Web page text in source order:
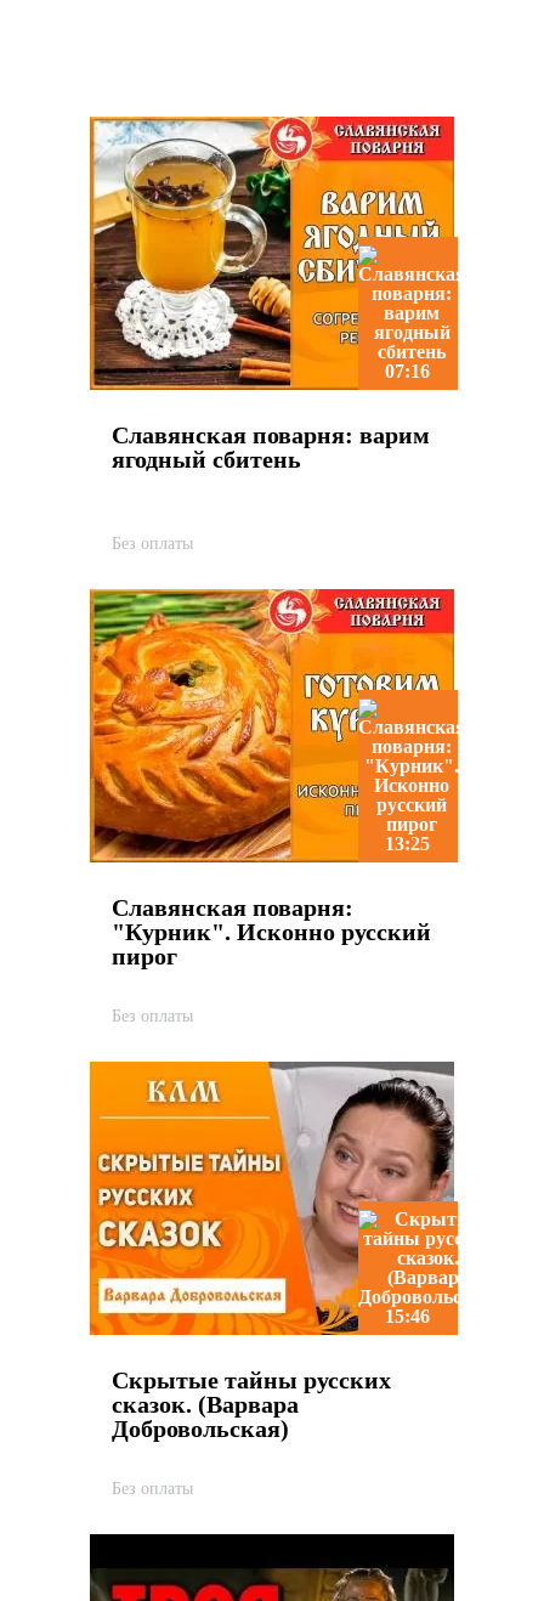
07:16
Славянская поварня: варим
ягодный сбитень
Без оплаты
13:25
Славянская поварня:
"Курник". Исконно русский
пирог
Без оплаты
15:46
Скрытые тайны русских
сказок. (Варвара
Добровольская)
Без оплаты